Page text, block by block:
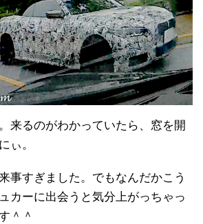
来るのがわかっていたら、窓を開
ぃ。
事すぎました。でもなんだかこう
カーに出会うと気分上がっちゃっ
＾＾